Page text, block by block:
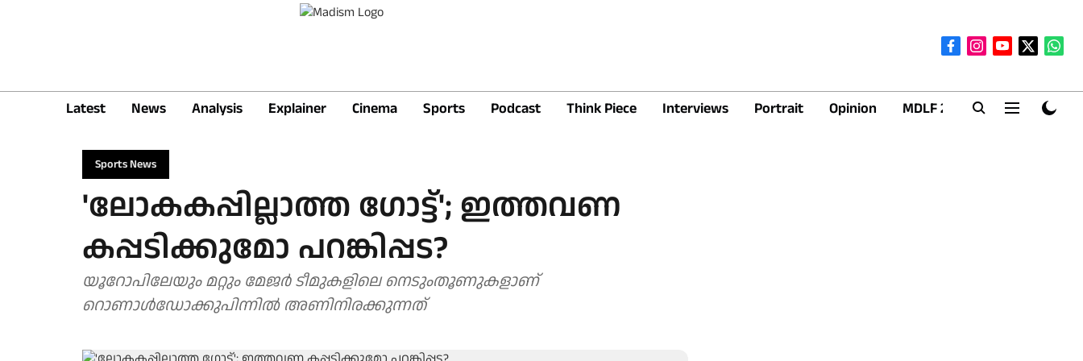
Latest News Analysis Explainer Cinema Sports Podcast Think Piece Interviews Portrait Opinion MDLF 2026
Sports News
'ലോകകപ്പില്ലാത്ത ഗോട്ട്'; ഇത്തവണ
കപ്പടിക്കുമോ പറങ്കിപ്പട?
യൂറോപിലേയും മറ്റും മേജര്‍ ടീമുകളിലെ നെടുംതൂണുകളാണ്
റൊണാള്‍ഡോക്കുപിന്നില്‍ അണിനിരക്കുന്നത്